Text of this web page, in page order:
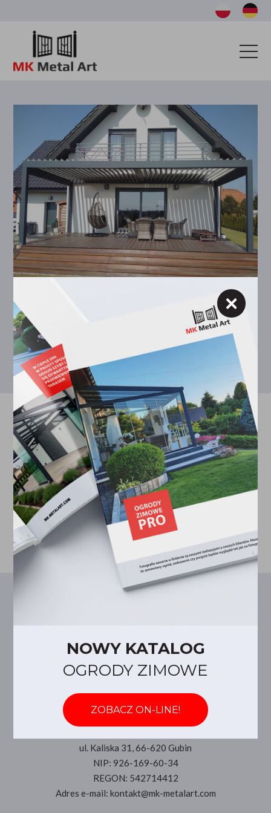
REALIZACJE
KATALOG
BAZA WIEDZY
WYCENA
KONTAKT
+48 785 289 511
POWRÓT
Dane firmowe
ul. Kaliska 31, 66-620 Gubin
NIP: 926-169-60-34
REGON: 542714412
Adres e-mail: kontakt@mk-metalart.com
NOWY KATALOG
OGRODY ZIMOWE
ZOBACZ ON-LINE!